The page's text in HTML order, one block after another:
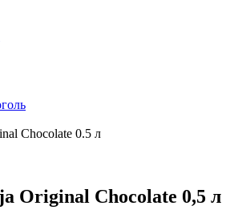
Chocolate 0.5 л
Original Chocolate 0,5 л